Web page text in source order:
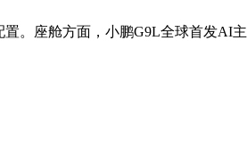
。座舱方面，小鹏G9L全球首发AI主